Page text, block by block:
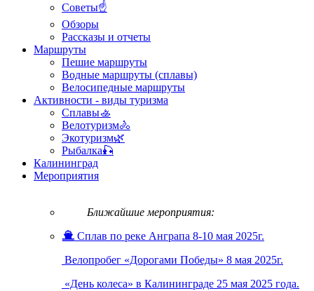
Советы☝
Обзоры
Рассказы и отчеты
Маршруты
Пешие маршруты
Водные маршруты (сплавы)
Велосипедные маршруты
Активности - виды туризма
Сплавы🚣
Велотуризм🚴
Экотуризм🌿
Рыбалка🎣
Калининград
Мероприятия
Ближайшие мероприятия:
Сплав по реке Анграпа 8-10 мая 2025г.
Велопробег «Дорогами Победы» 8 мая 2025г.
«День колеса» в Калининграде 25 мая 2025 года.